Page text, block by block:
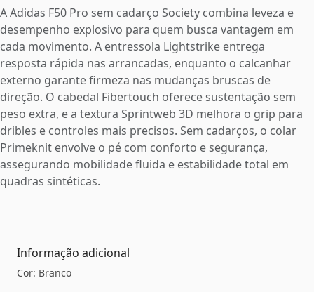
A Adidas F50 Pro sem cadarço Society combina leveza e
desempenho explosivo para quem busca vantagem em
cada movimento. A entressola Lightstrike entrega
resposta rápida nas arrancadas, enquanto o calcanhar
externo garante firmeza nas mudanças bruscas de
direção. O cabedal Fibertouch oferece sustentação sem
peso extra, e a textura Sprintweb 3D melhora o grip para
dribles e controles mais precisos. Sem cadarços, o colar
Primeknit envolve o pé com conforto e segurança,
assegurando mobilidade fluida e estabilidade total em
quadras sintéticas.
Informação adicional
Cor: Branco